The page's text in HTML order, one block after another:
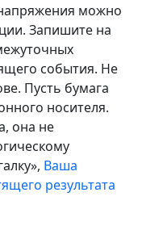
можно
Запишите на
события. Не
Пусть бумага
носителя.
она не
Ваша
результата